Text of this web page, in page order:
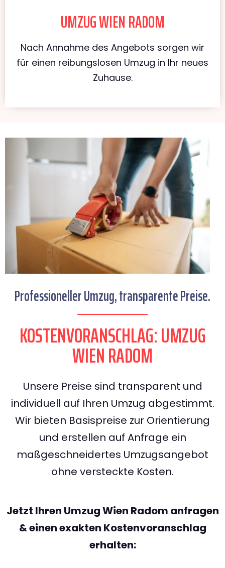
UMZUG WIEN RADOM
Nach Annahme des Angebots sorgen wir
für einen reibungslosen Umzug in Ihr neues
Zuhause.
Professioneller Umzug, transparente Preise.
KOSTENVORANSCHLAG: UMZUG
WIEN RADOM
Unsere Preise sind transparent und
individuell auf Ihren Umzug abgestimmt.
Wir bieten Basispreise zur Orientierung
und erstellen auf Anfrage ein
maßgeschneidertes Umzugsangebot
ohne versteckte Kosten.
Jetzt Ihren Umzug Wien Radom anfragen
& einen exakten Kostenvoranschlag
erhalten: